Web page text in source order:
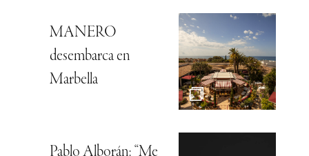
MANERO
desembarca en
Marbella
Pablo Alborán: “Me